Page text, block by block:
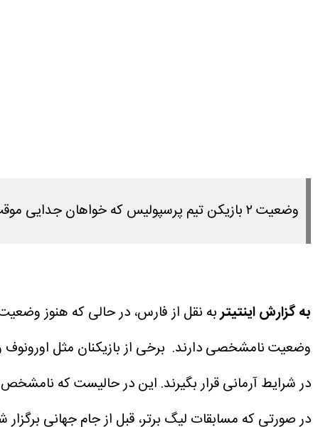
وضعیت ۲ بازیکن تیم پرسپولیس که خواهان جدایی موقت از این تیم هستند هفته آینده مشخص می‌شود.
به گزارش اینتیتر
وضعیت نامشخصی دارند.
در شرایط آرمانی قرار بگیرند.